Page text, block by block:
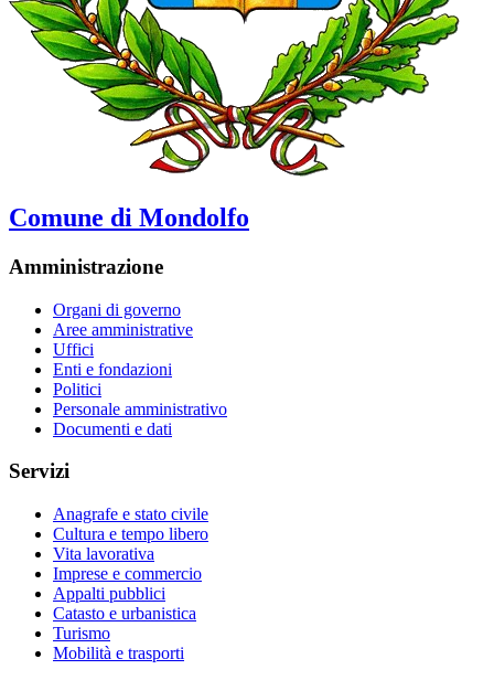
Comune di Mondolfo
Amministrazione
Organi di governo
Aree amministrative
Uffici
Enti e fondazioni
Politici
Personale amministrativo
Documenti e dati
Servizi
Anagrafe e stato civile
Cultura e tempo libero
Vita lavorativa
Imprese e commercio
Appalti pubblici
Catasto e urbanistica
Turismo
Mobilità e trasporti